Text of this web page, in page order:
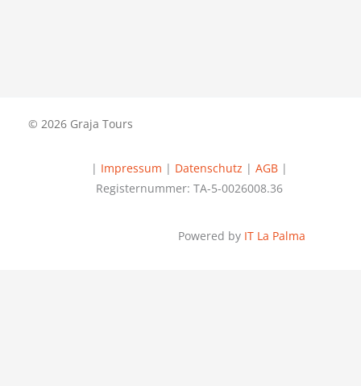
© 2026 Graja Tours
| Impressum | Datenschutz | AGB |
Registernummer: TA-5-0026008.36
Powered by IT La Palma